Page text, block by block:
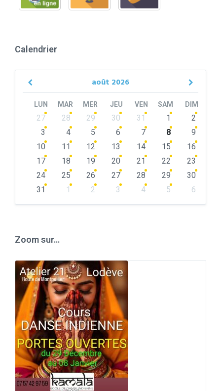
Calendrier
août 2026
Previous
LUN MAR MER JEU VEN SAM DIM
Skip
calendar
27 28 29 30 31 1
2
3
4 5 6 7 8
9
10
11 12 13 14 15
16
17
18 19 20 21 22
23
24
25 26 27 28 29
30
31
1 2 3 4 5
6
Zoom sur…